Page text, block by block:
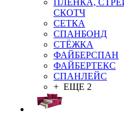
ПЛЁНКА,
СКОТЧ
СЕТКА
СПАНБОНД
СТЁЖКА
ФАЙБЕРСПАН
ФАЙБЕРТЕКС
СПАНЛЕЙС
+ ЕЩЕ 2